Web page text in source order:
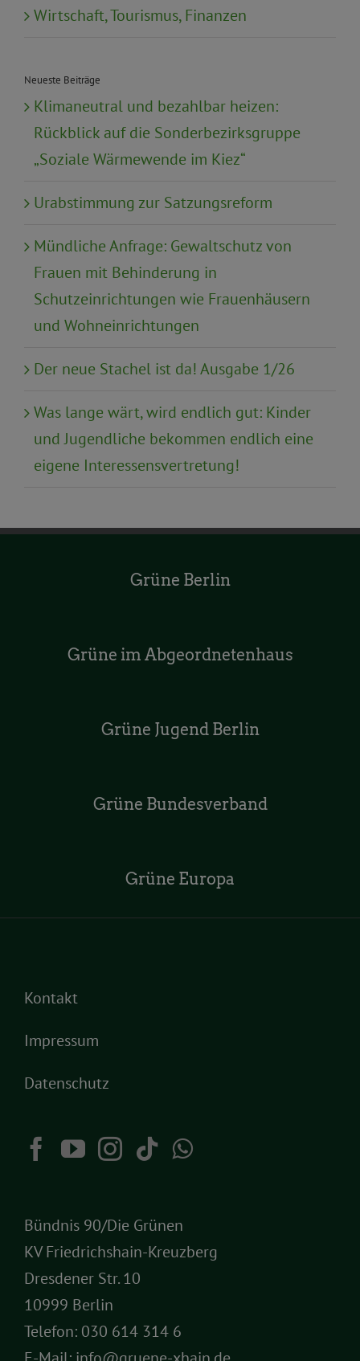
Wirtschaft, Tourismus, Finanzen
Neueste Beiträge
Klimaneutral und bezahlbar heizen:
Rückblick auf die Sonderbezirksgruppe
„Soziale Wärmewende im Kiez“
Urabstimmung zur Satzungsreform
Mündliche Anfrage: Gewaltschutz von
Frauen mit Behinderung in
Schutzeinrichtungen wie Frauenhäusern
und Wohneinrichtungen
Der neue Stachel ist da! Ausgabe 1/26
Was lange wärt, wird endlich gut: Kinder
und Jugendliche bekommen endlich eine
eigene Interessensvertretung!
Grüne Berlin
Grüne im Abgeordnetenhaus
Grüne Jugend Berlin
Grüne Bundesverband
Grüne Europa
Kontakt
Impressum
Datenschutz
Bündnis 90/Die Grünen
KV Friedrichshain-Kreuzberg
Dresdener Str. 10
10999 Berlin
Telefon: 030 614 314 6